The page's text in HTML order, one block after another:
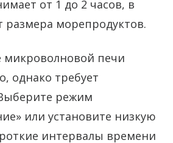
от 1 до 2 часов, в
размера морепродуктов.
микроволновой печи
однако требует
режим
или установите низкую
интервалы времени